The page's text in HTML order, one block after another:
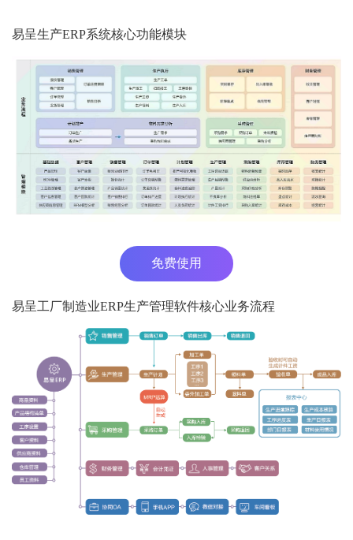
易呈生产ERP系统核心功能模块
免费使用
易呈工厂制造业ERP生产管理软件核心业务流程